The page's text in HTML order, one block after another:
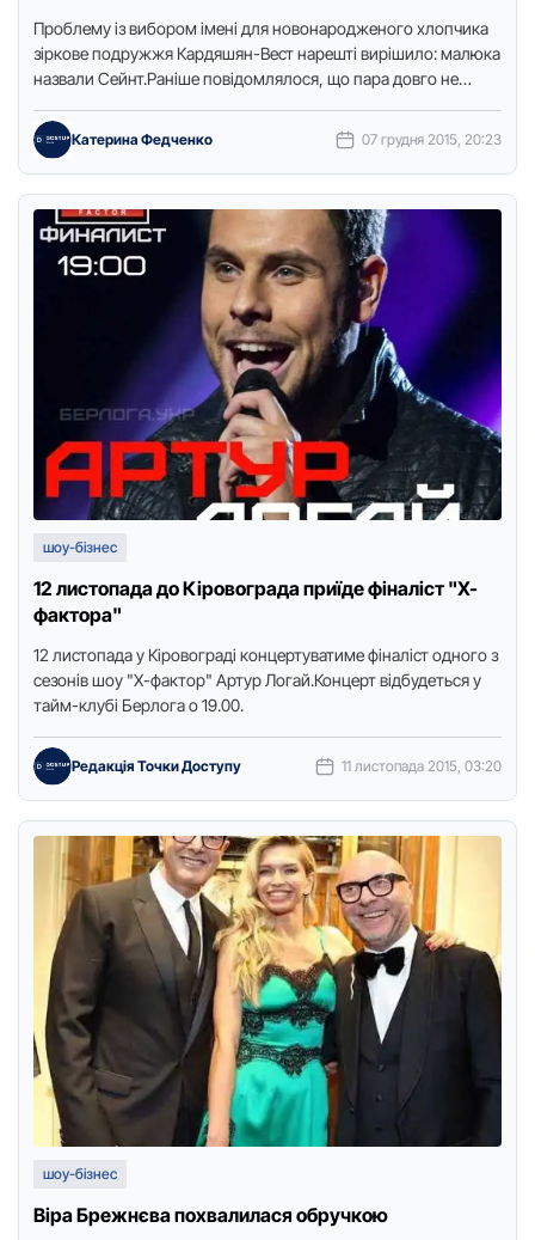
Проблему із вибором імені для новонародженого хлопчика
зіркове подружжя Кардяшян-Вест нарешті вирішило: малюка
назвали Сейнт.Раніше повідомлялося, що пара довго не
Катерина Федченко 07 грудня 2015, 20:23
шоу-бізнес
12 листопада до Кіровограда приїде фіналіст "Х-
фактора"
12 листопада у Кіровограді концертуватиме фіналіст одного з
сезонів шоу "Х-фактор" Артур Логай.Концерт відбудеться у
тайм-клубі Берлога о 19.00.
Редакція Точки Доступу 11 листопада 2015, 03:20
шоу-бізнес
Віра Брежнєва похвалилася обручкою